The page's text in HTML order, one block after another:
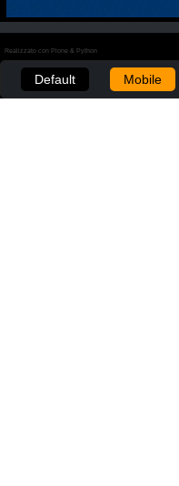
Realizzato con Plone & Python
Default Mobile